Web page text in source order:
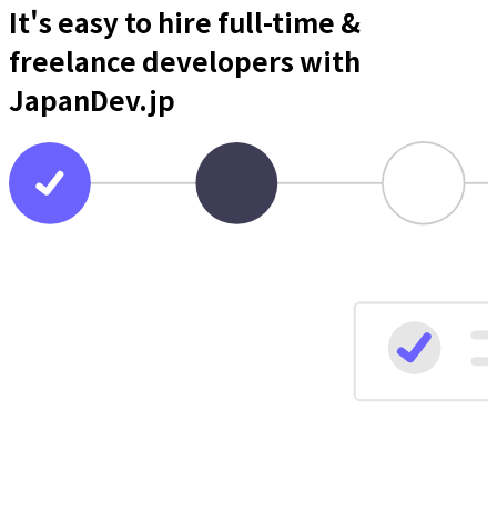
It's easy to hire full-time &
freelance developerswith
JapanDev.jp